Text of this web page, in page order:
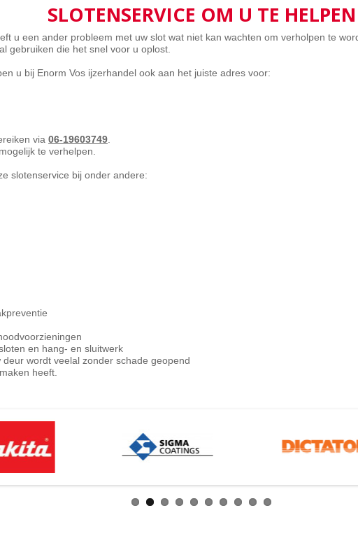
SLOTENSERVICE OM U TE HELPEN
u een ander probleem met uw slot wat niet kan wachten om verholpen te
gebruiken die het snel voor u oplost.
u bij Enorm Vos ijzerhandel ook aan het juiste adres voor:
via 06-19603749
te verhelpen.
slotenservice bij onder andere:
en hang- en sluitwerk
wordt veelal zonder schade geopend
heeft.